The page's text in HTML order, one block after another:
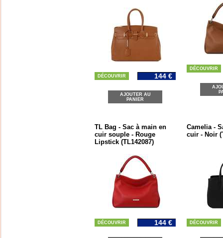
DÉCOUVRIR 144 €
AJOUTER AU
PANIER
DÉCOUVRIR
TL Bag - Sac à main en
cuir souple - Rouge
Lipstick (TL142087)
DÉCOUVRIR 144 €
Camelia -
cuir - Noir
DÉCOUVRIR